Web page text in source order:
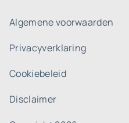
Algemene voorwaarden
Privacyverklaring
Cookiebeleid
Disclaimer